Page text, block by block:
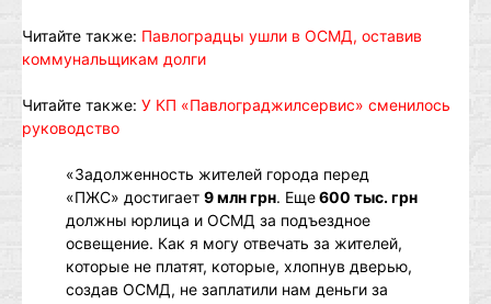
Читайте также: Павлоградцы ушли в ОСМД, оставив
коммунальщикам долги
Читайте также: У КП «Павлограджилсервис» сменилось
руководство
«Задолженность жителей города перед
«ПЖС» достигает 9 млн грн. Еще600 тыс. грн
должны юрлица и ОСМД за подъездное
освещение. Как я могу отвечать за жителей,
которые не платят, которые, хлопнув дверью,
создав ОСМД, не заплатили нам деньги за